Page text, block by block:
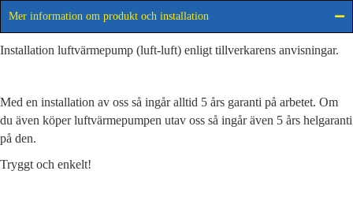
Mer information om produkt och installation
Installation luftvärmepump (luft-luft) enligt tillverkarens anvisningar.
Med en installation av oss så ingår alltid 5 års garanti på arbetet. Om
du även köper luftvärmepumpen utav oss så ingår även 5 års helgaranti
på den.
Tryggt och enkelt!